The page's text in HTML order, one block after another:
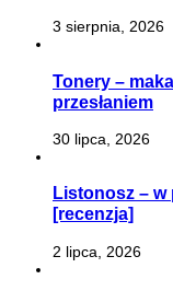
3 sierpnia, 2026
Tonery –
przesłaniem
30 lipca, 2026
Listonosz –
[recenzja]
2 lipca, 2026